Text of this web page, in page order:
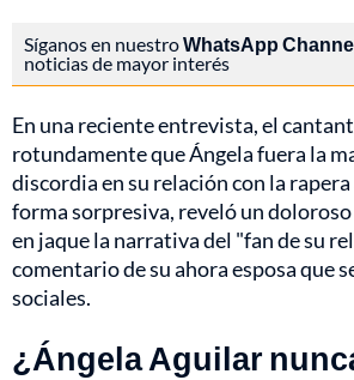
Síganos en nuestroWhatsApp
noticias de mayor interés
En una reciente entrevista, el
rotundamente que Ángela fuera la
discordia en su relación con la
forma sorpresiva, reveló un
en jaque la narrativa del "fan de su
comentario de su ahora esposa que
sociales.
¿Ángela Aguilar